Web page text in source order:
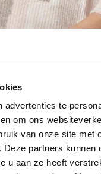
advertenties te
om ons
van onze site met
partners kunnen
u aan ze heeft